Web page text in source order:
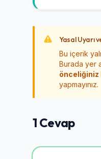
Yasal Uyarı
Bu içerik
Burada yer
önceliğiniz
yapmayınız.
1 Cevap